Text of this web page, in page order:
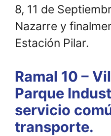
8, 11 de
Nazarre y
Estación Pilar.
Ramal 10 –
Parque
servicio
transporte.